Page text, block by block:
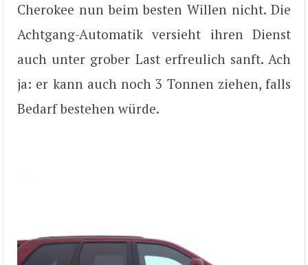
Cherokee nun beim besten Willen nicht. Die
Achtgang-Automatik versieht ihren Dienst
auch unter grober Last erfreulich sanft. Ach
ja: er kann auch noch 3 Tonnen ziehen, falls
Bedarf bestehen würde.